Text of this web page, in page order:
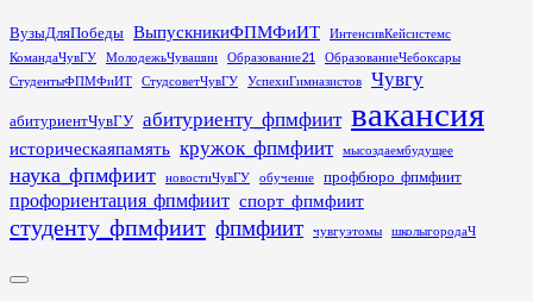
Перейти
к
содержимому
ВузыДляПобеды ВыпускникиФПМФиИТ
ИнтенсивКейсистемс
КомандаЧувГУ
МолодежьЧувашии Образование21
ОбразованиеЧебоксары
СтудентыФПМФиИТ
СтудсоветЧувГУ УспехиГимназистов Чувгу
абитуриентЧувГУ абитуриенту_фпмфиит вакансия
историческаяпамять кружок_фпмфиит мысоздаембудущее
наука_фпмфиит новостиЧувГУ обучение профбюро_фпмфиит
профориентация_фпмфиит спорт_фпмфиит
студенту_фпмфиит фпмфиит чувгуэтомы школыгородаЧ
Основное